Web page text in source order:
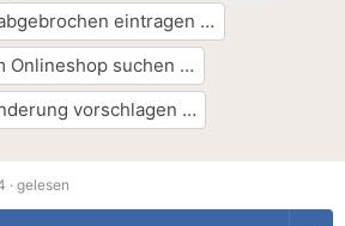
eintragen …
Onlineshop suchen …
vorschlagen …
· gelesen